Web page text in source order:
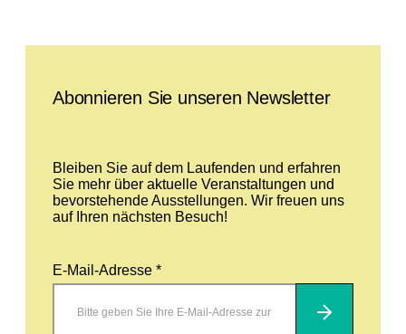
Abonnieren Sie unseren Newsletter
Bleiben Sie auf dem Laufenden und erfahren
Sie mehr über aktuelle Veranstaltungen und
bevorstehende Ausstellungen. Wir freuen uns
auf Ihren nächsten Besuch!
E-Mail-Adresse *
Abonnieren